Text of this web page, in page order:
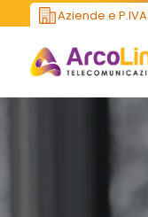
Aziende e P.IVA